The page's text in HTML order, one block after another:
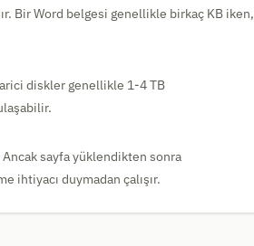
Bir Word belgesi genellikle birkaç KB iken,
diskler genellikle 1-4 TB
Ancak sayfa yüklendikten sonra
ihtiyacı duymadan çalışır.